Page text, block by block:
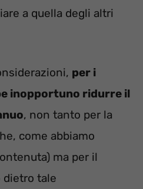
a quella degli altri
per i
inopportuno ridurre il
, non tanto per la
come abbiamo
ma per il
dietro tale